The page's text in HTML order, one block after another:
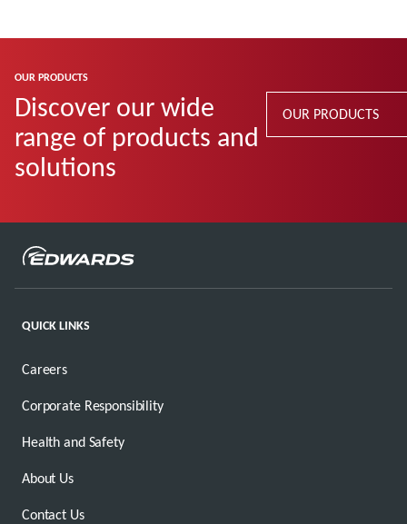
OUR PRODUCTS
Discover our wide
range of products and
solutions
OUR PRODUCTS
QUICK LINKS
Careers
Corporate Responsibility
Health and Safety
About Us
Contact Us